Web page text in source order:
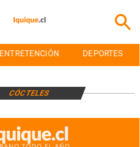
ENTRETENCIÓN DEPORTES
CÓCTELES